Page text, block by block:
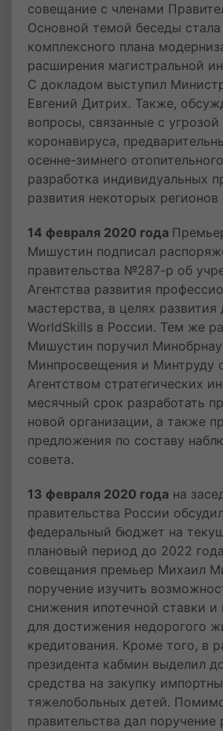
совещание с членами
Основной темой беседы стала
комплексного плана
расширения магистральной
С докладом выступил
Евгений Дитрих. Также,
вопросы, связанные с угрозой
коронавируса,
осенне-зимнего
разработка индивидуальных
развития некоторых регионов
14 февраля 2020 года
Мишустин подписал
правительства №287-р об
Агентства развития
мастерства, в целях
WorldSkills в России. Тем же
Мишустин поручил
Минпросвещения и Минтруду
Агентством стратегических
месячный срок разработать
новой организации, а также
предложения по составу
совета.
13 февраля 2020 года на
правительства России
федеральный бюджет на
плановый период до 2022
совещания премьер Михаил
поручение изучить
снижения ипотечной ставки и
для достижения недорогого
кредитования. Кроме того, в
президента кабмин выделил
средства на закупку
тяжелобольных детей. Помимо
правительства дал поручение